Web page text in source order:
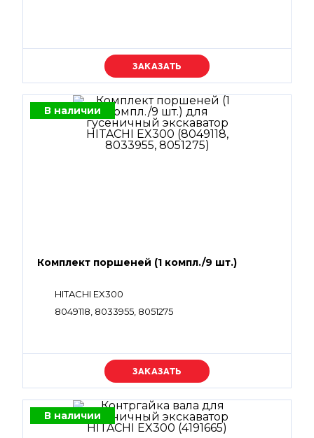
Уточняйте цену
В наличии
Комплект поршеней (1 компл./9 шт.)
HITACHI EX300
8049118, 8033955, 8051275
Уточняйте цену
В наличии